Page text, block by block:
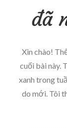
đã
Xin chào!
cuối bài này.
xanh trong
do mới. Tôi